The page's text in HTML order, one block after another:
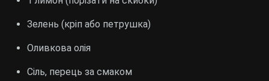
Зелень (кріп або петрушка)
Оливкова олія
Сіль, перець за смаком